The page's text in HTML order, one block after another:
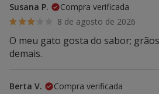
Susana P.
Compra verificada
8 de agosto de 2026
O meu gato gosta do sabor;
demais.
Berta V.
Compra verificada